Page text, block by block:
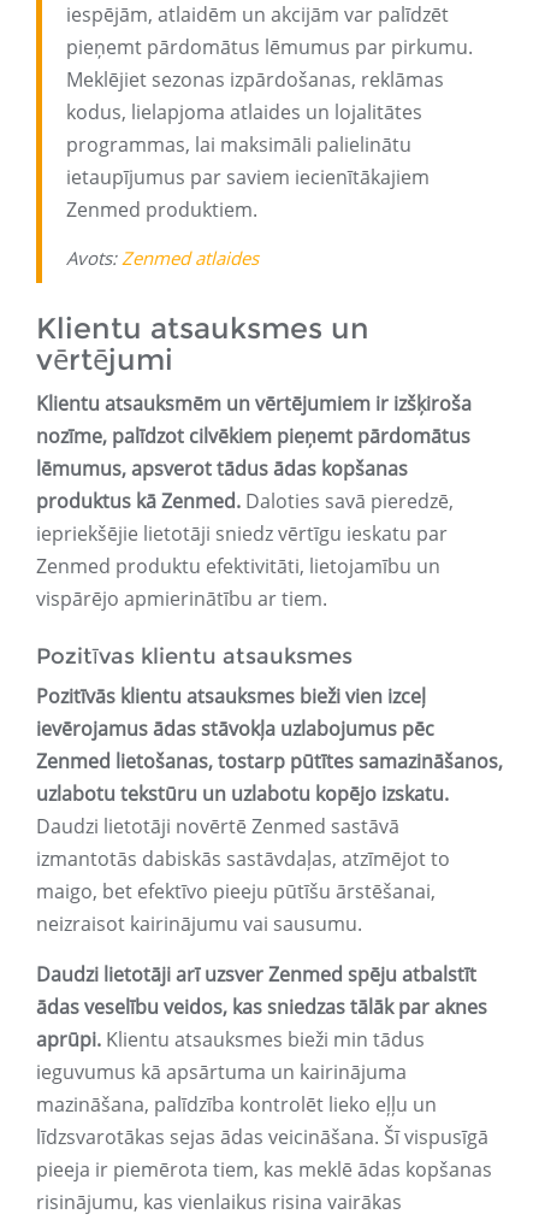
iespējām, atlaidēm un akcijām var palīdzēt
pieņemt pārdomātus lēmumus par pirkumu.
Meklējiet sezonas izpārdošanas, reklāmas
kodus, lielapjoma atlaides un lojalitātes
programmas, lai maksimāli palielinātu
ietaupījumus par saviem iecienītākajiem
Zenmed produktiem.
Avots:Zenmed atlaides
Klientu atsauksmes un
vērtējumi
Klientu atsauksmēm un vērtējumiem ir izšķiroša
nozīme, palīdzot cilvēkiem pieņemt pārdomātus
lēmumus, apsverot tādus ādas kopšanas
produktus kā Zenmed. Daloties savā pieredzē,
iepriekšējie lietotāji sniedz vērtīgu ieskatu par
Zenmed produktu efektivitāti, lietojamību un
vispārējo apmierinātību ar tiem.
Pozitīvas klientu atsauksmes
Pozitīvās klientu atsauksmes bieži vien izceļ
ievērojamus ādas stāvokļa uzlabojumus pēc
Zenmed lietošanas, tostarp pūtītes samazināšanos,
uzlabotu tekstūru un uzlabotu kopējo izskatu.
Daudzi lietotāji novērtē Zenmed sastāvā
izmantotās dabiskās sastāvdaļas, atzīmējot to
maigo, bet efektīvo pieeju pūtīšu ārstēšanai,
neizraisot kairinājumu vai sausumu.
Daudzi lietotāji arī uzsver Zenmed spēju atbalstīt
ādas veselību veidos, kas sniedzas tālāk par aknes
aprūpi. Klientu atsauksmes bieži min tādus
ieguvumus kā apsārtuma un kairinājuma
mazināšana, palīdzība kontrolēt lieko eļļu un
līdzsvarotākas sejas ādas veicināšana. Šī vispusīgā
pieeja ir piemērota tiem, kas meklē ādas kopšanas
risinājumu, kas vienlaikus risina vairākas